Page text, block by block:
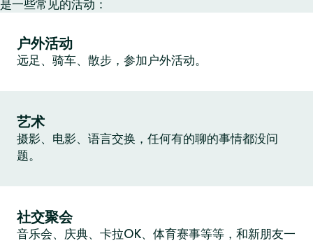
是一些常见的活动：
户外活动
远足、骑车、散步，参加户外活动。
艺术
摄影、电影、语言交换，任何有的聊的事情都没问
题。
社交聚会
音乐会、庆典、卡拉OK、体育赛事等等，和新朋友一